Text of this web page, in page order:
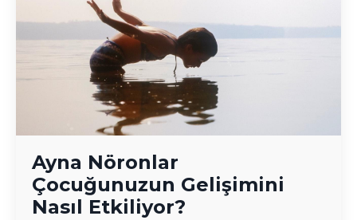
Ayna Nöronlar
Çocuğunuzun Gelişimini
Nasıl Etkiliyor?